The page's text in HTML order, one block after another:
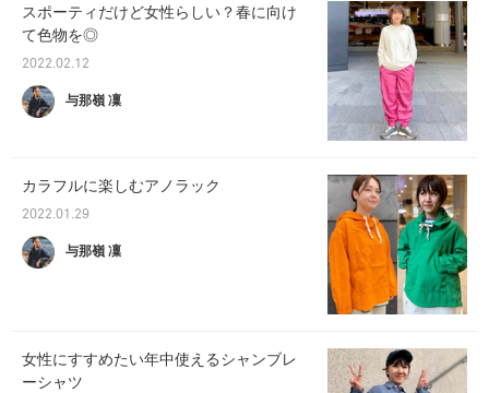
スポーティだけど女性らしい？春に向け
て色物を◎
2022.02.12
与那嶺 凜
カラフルに楽しむアノラック
2022.01.29
与那嶺 凜
女性にすすめたい年中使えるシャンブレ
ーシャツ